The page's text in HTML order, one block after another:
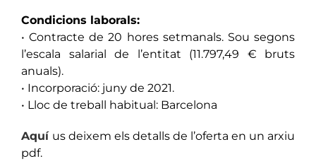
Condicions laborals:
• Contracte de 20 hores setmanals. Sou segons
l’escala salarial de l’entitat (11.797,49 € bruts
anuals).
• Incorporació: juny de 2021.
• Lloc de treball habitual: Barcelona
Aquí us deixem els detalls de l’oferta en un arxiu
pdf.